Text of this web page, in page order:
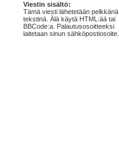
Viestin sisältö:
Tämä viesti lähetetään pelkkänä
tekstinä. Älä käytä HTML:ää tai
BBCode:a. Palautusosoitteeksi
laitetaan sinun sähköpostiosoite.